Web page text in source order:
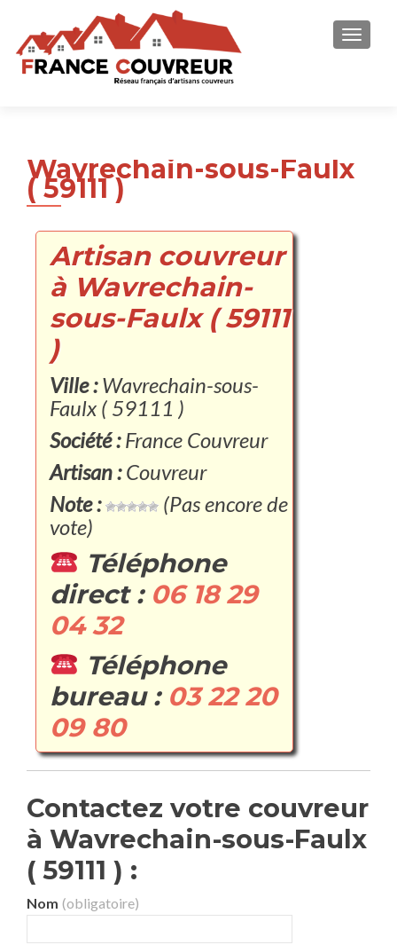
Wavrechain-sous-Faulx
( 59111 )
Artisan couvreur
à Wavrechain-
sous-Faulx ( 59111
)
Ville :Wavrechain-sous-
Faulx ( 59111 )
Société :France Couvreur
Artisan :Couvreur
Note :
(Pas encore de
vote)
Téléphone
direct : 06 18 29
04 32
Téléphone
bureau : 03 22 20
09 80
Contactez votre couvreur
à Wavrechain-sous-Faulx
( 59111 ) :
Nom (obligatoire)